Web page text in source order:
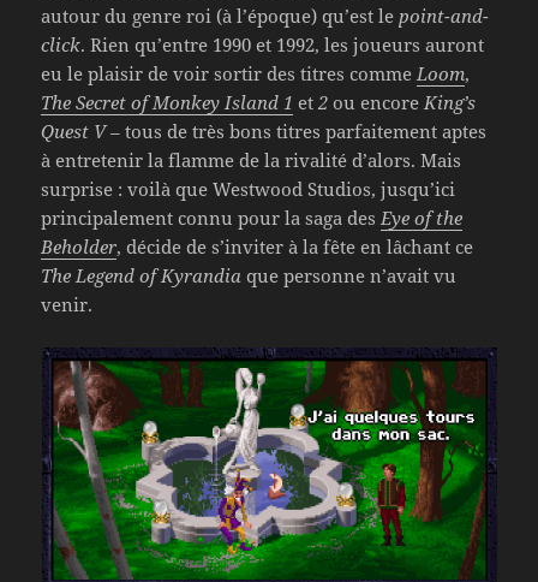
autour du genre roi (à l’époque) qu’est lepoint-and-
click. Rien qu’entre 1990 et 1992, les joueurs auront
eu le plaisir de voir sortir des titres commeLoom,
The Secret of Monkey Island 1 et2 ou encoreKing’s
Quest V– tous de très bons titres parfaitement aptes
à entretenir la flamme de la rivalité d’alors. Mais
surprise : voilà que Westwood Studios, jusqu’ici
principalement connu pour la saga desEye of the
Beholder, décide de s’inviter à la fête en lâchant ce
The Legend of Kyrandia que personne n’avait vu
venir.